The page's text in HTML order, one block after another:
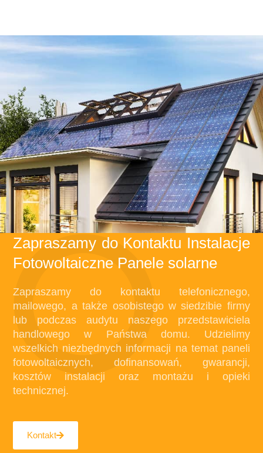
Zapraszamy do Kontaktu Instalacje
Fotowoltaiczne Panele solarne
Zapraszamy do kontaktu telefonicznego,
mailowego, a także osobistego w siedzibie firmy
lub podczas audytu naszego przedstawiciela
handlowego w Państwa domu. Udzielimy
wszelkich niezbędnych informacji na temat paneli
fotowoltaicznych, dofinansowań, gwarancji,
kosztów instalacji oraz montażu i opieki
technicznej.
Kontakt